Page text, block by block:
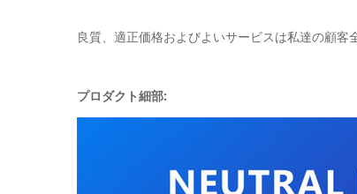
良質、適正価格およびよいサービスは私達の顧客
プロダクト細部: